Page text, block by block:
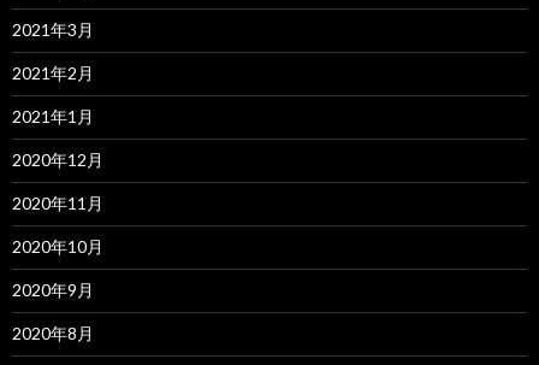
2021年3月
2021年2月
2021年1月
2020年12月
2020年11月
2020年10月
2020年9月
2020年8月